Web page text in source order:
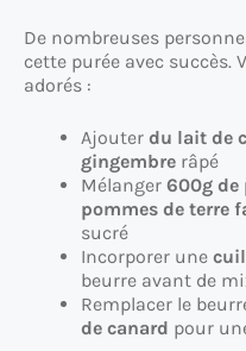
De nombreuses
cette purée avec succès.
adorés :
Ajouter du lait de
gingembre râpé
Mélanger 600g de
pommes de terre
sucré
Incorporer une
beurre avant de
Remplacer le
de canard pour